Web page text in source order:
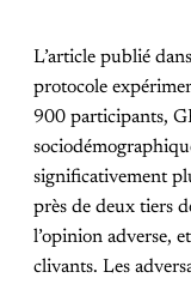
L’article publié dans
protocole
900 participants,
significativement
près de deux tiers
l’opinion adverse,
clivants. Les